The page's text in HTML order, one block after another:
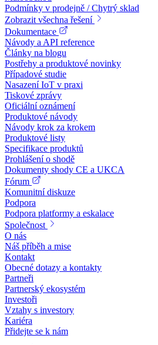
Podmínky v prodejně / Chytrý sklad
Zobrazit všechna řešení
Dokumentace
Návody a API reference
Články na blogu
Postřehy a produktové novinky
Případové studie
Nasazení IoT v praxi
Tiskové zprávy
Oficiální oznámení
Produktové návody
Návody krok za krokem
Produktové listy
Specifikace produktů
Prohlášení o shodě
Dokumenty shody CE a UKCA
Fórum
Komunitní diskuze
Podpora
Podpora platformy a eskalace
Společnost
O nás
Náš příběh a mise
Kontakt
Obecné dotazy a kontakty
Partneři
Partnerský ekosystém
Investoři
Vztahy s investory
Kariéra
Přidejte se k nám